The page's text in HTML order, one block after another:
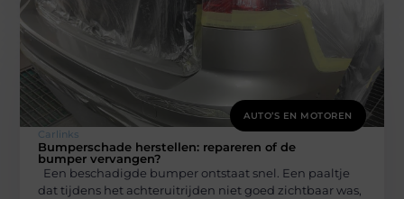
AUTO’S EN MOTOREN
Carlinks
Bumperschade herstellen: repareren of de
bumper vervangen?
Een beschadigde bumper ontstaat snel. Een paaltje
dat tijdens het achteruitrijden niet goed zichtbaar was,